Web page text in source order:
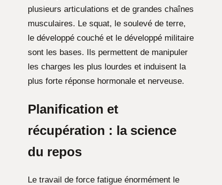
plusieurs articulations et de grandes chaînes
musculaires. Le squat, le soulevé de terre,
le développé couché et le développé militaire
sont les bases. Ils permettent de manipuler
les charges les plus lourdes et induisent la
plus forte réponse hormonale et nerveuse.
Planification et
récupération : la science
du repos
Le travail de force fatigue énormément le